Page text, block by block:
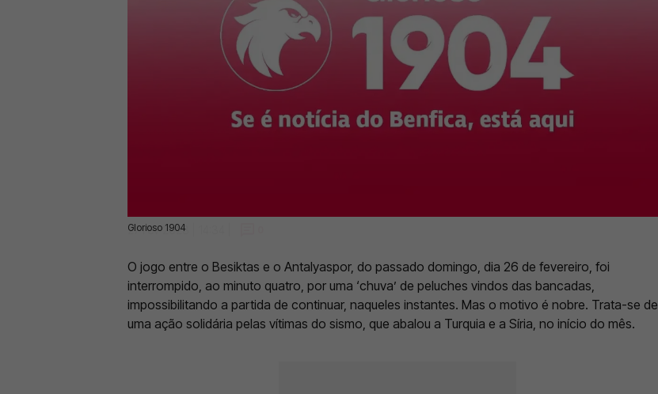
Glorioso 1904
27 Fev 2023 | 14:34 |
O jogo entre o Besiktas e o Antalyaspor, do passado domingo, dia 26 de fevereiro, foi
interrompido, ao minuto quatro, por uma ‘chuva’ de peluches vindos das bancadas,
impossibilitando a partida de continuar, naqueles instantes. Mas o motivo é nobre. Trata-se de
uma ação solidária pelas vítimas do sismo, que abalou a Turquia e a Síria, no início do mês.